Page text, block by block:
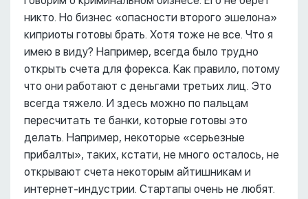
никто. Но бизнес «опасности второго эшелона»
киприоты готовы брать. Хотя тоже не все. Что я
имею в виду? Например, всегда было трудно
открыть счета для форекса. Как правило, потому
что они работают с деньгами третьих лиц. Это
всегда тяжело. И здесь можно по пальцам
пересчитать те банки, которые готовы это
делать. Например, некоторые «серьезные
прибалты», таких, кстати, не много осталось, не
открывают счета некоторым айтишникам и
интернет-индустрии. Стартапы очень не любят.